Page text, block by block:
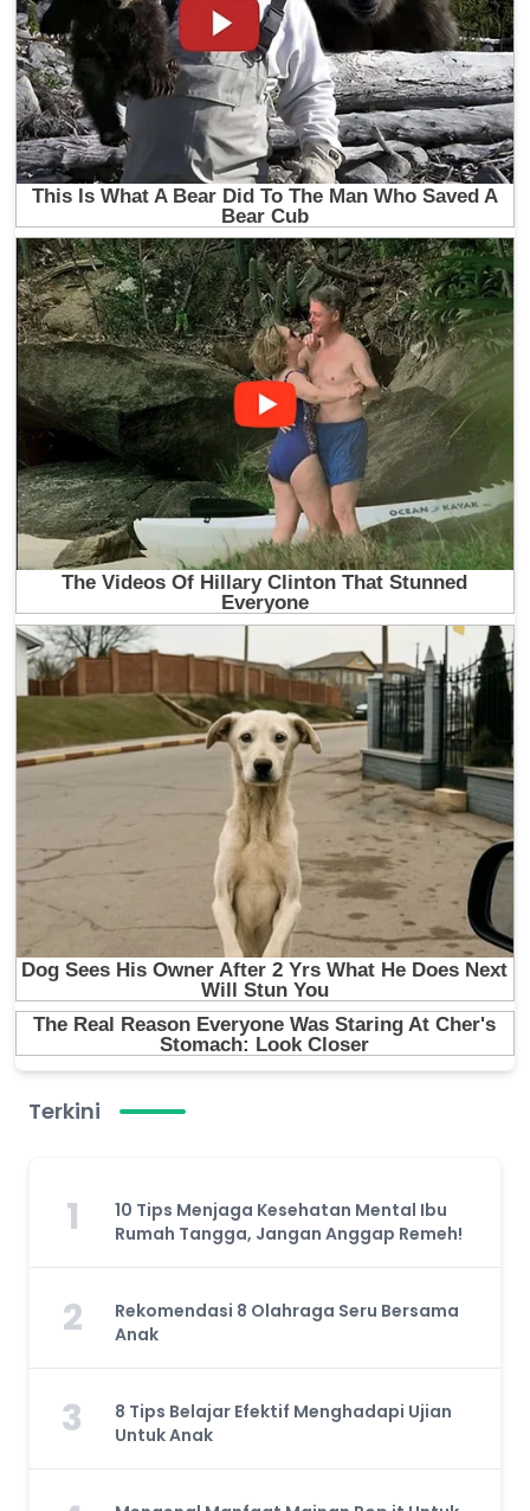
Terkini
1
10 Tips Menjaga Kesehatan Mental Ibu
Rumah Tangga, Jangan Anggap Remeh!
2
Rekomendasi 8 Olahraga Seru Bersama
Anak
3
8 Tips Belajar Efektif Menghadapi Ujian
Untuk Anak